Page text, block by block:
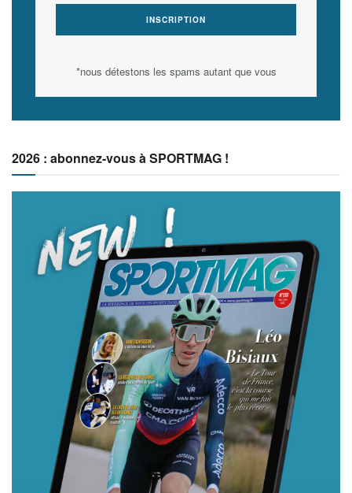
*nous détestons les spams autant que vous
2026 : abonnez-vous à SPORTMAG !